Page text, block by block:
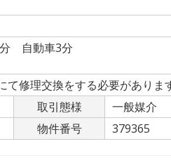
自動車3分
て修理交換をする必要がありま
取引態様
一般媒介
物件番号 379365